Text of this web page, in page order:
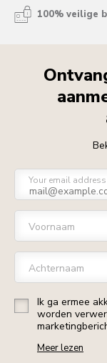
100% veilige
Your email address
Voornaam
Achternaam
Ik ga ermee
worden
Meer lezen